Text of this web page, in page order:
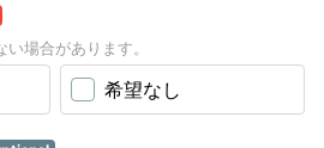
場合があります。
希望なし